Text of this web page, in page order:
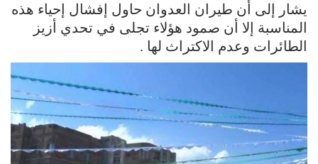
يشار إلى أن طيران العدوان حاول إفشال إحياء هذه
المناسبة إلا أن صمود هؤلاء تجلى في تحدي أزيز
الطائرات وعدم الاكتراث لها .